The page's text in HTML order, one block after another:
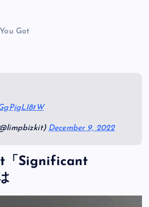
Got
December 9, 2022
「Significant